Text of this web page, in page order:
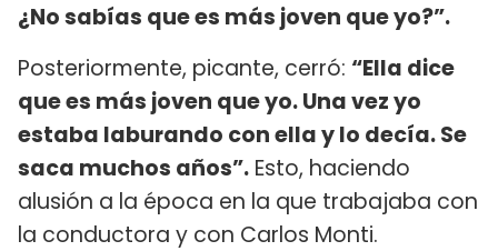
¿No sabías que es más joven que yo?”.
Posteriormente, picante, cerró: “Ella dice
que es más joven que yo. Una vez yo
estaba laburando con ella y lo decía. Se
saca muchos años”. Esto, haciendo
alusión a la época en la que trabajaba con
la conductora y con Carlos Monti.